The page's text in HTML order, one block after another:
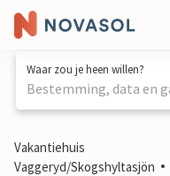
Waar zou je heen willen?
Bestemming, data en
1 / 29
Vakantiehuis
Vaggeryd/Skogshyltasjön